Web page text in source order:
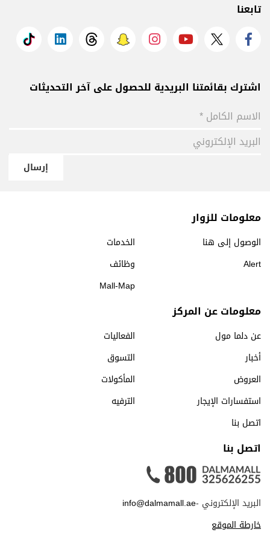
تابعنا
اشترك بقائمتنا البريدية للحصول على آخر التحديثات
إرسال
معلومات للزوار
الخدمات
الوصول إلى هنا
وظائف
Alert
Mall-Map
معلومات عن المركز
عن دلما مول
الفعاليات
أخبار
التسوق
العروض
المأكولات
استفسارات الإيجار
الترفيه
اتصل بنا
اتصل بنا
البريد الإلكتروني -info@dalmamall.ae
خارطة الموقع